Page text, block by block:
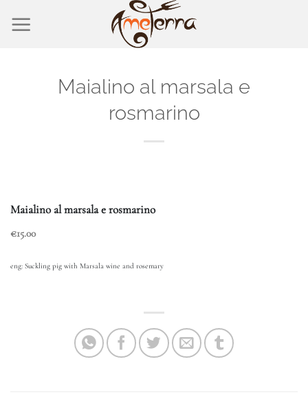
Maialino al marsala e
rosmarino
Maialino al marsala e rosmarino
€15.00
eng: Suckling pig with Marsala wine and rosemary